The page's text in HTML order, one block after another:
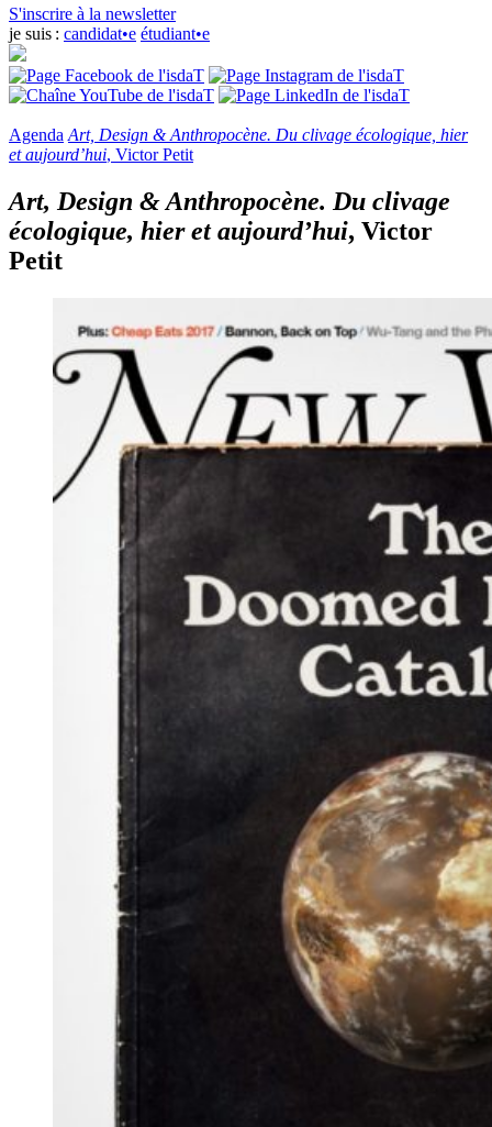
S'inscrire à la newsletter
je suis : candidat•e étudiant•e
Agenda Art, Design & Anthropocène. Du clivage écologique, hier
et aujourd’hui, Victor Petit
Art, Design & Anthropocène. Du clivage
écologique, hier et aujourd’hui, Victor
Petit